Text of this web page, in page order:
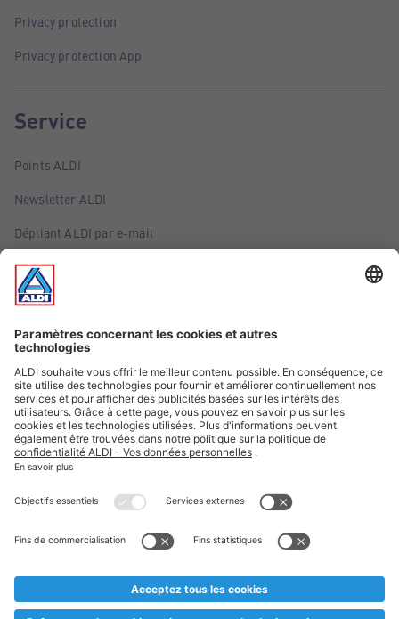
Privacy protection
Privacy protection App
Service
Points ALDI
Newsletter ALDI
Dépliant ALDI par e-mail
Offres
Infos essentielles
Suivez ALDI Belgique
Textes marqués d'un astérisque et mentions légales
* Nous vendons ces articles temporairement et jusqu'à
au cas où, malgré le planning bien étudié, nous serions
prématurément en rupture de stock. Prix Recupel et TVA incl.
** Sur ce site, l’utilisation de la forme masculine a été adoptée